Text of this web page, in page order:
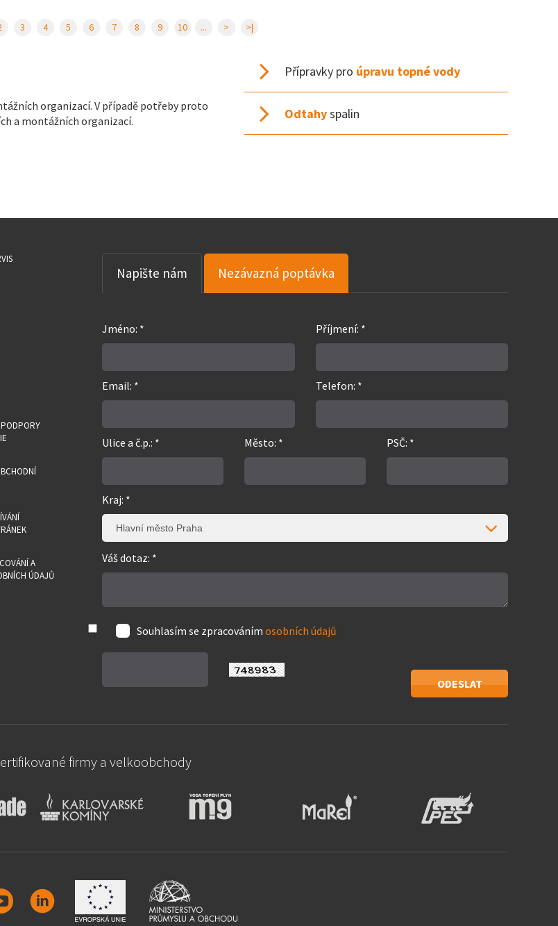
3 4 5 6 7 8 9 10 ... > >|
organizací. V případě potřeby proto
a montážních organizací.
Přípravky pro úpravu topné vody
Odtahyspalin
A
ÚDAJŮ
Napište nám Nezávazná poptávka
Jméno: * Příjmení: *
Email: * Telefon: *
Ulice a č.p.: * Město: * PSČ: *
Kraj: *
Hlavní město Praha
Váš dotaz: *
Souhlasím se zpracováním osobních údajů
firmy a velkoobchody